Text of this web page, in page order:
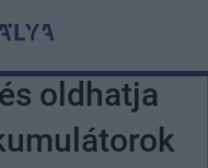
oldhatja